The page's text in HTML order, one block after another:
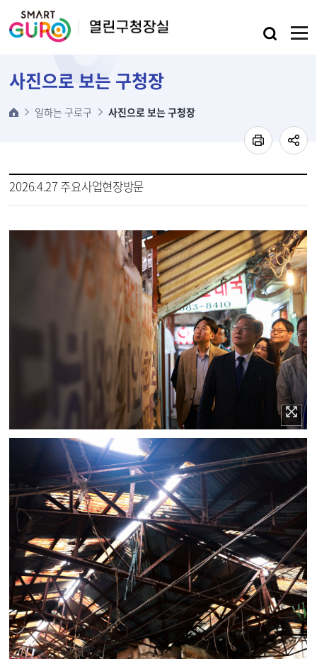
사진으로 보는 구청장
일하는 구로구 사진으로 보는 구청장
2026.4.27 주요사업현장방문